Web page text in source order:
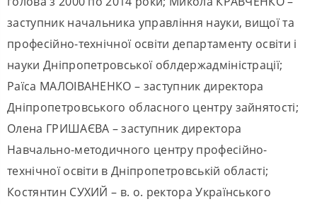
заступник начальника управління науки, вищої та
професійно-технічної освіти департаменту освіти і
науки Дніпропетровської облдержадміністрації;
Раїса МАЛОІВАНЕНКО – заступник директора
Дніпропетровського обласного центру зайнятості;
Олена ГРИШАЄВА – заступник директора
Навчально-методичного центру професійно-
технічної освіти в Дніпропетровській області;
Костянтин СУХИЙ – в. о. ректора Українського